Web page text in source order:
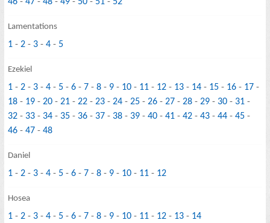
Lamentations
1 -2 - 3 -4 - 5
Ezekiel
1 -2 - 3 -4 - 5 -6 - 7 -8 - 9 - 10 - 11 - 12 - 13 - 14 - 15 - 16 - 17 -
18 - 19 -20 -21 -22 -23 -24 -25 -26 -27 -28 -29 - 30 - 31 -
32 - 33 - 34 - 35 - 36 - 37 - 38 - 39 -40 -41 -42 -43 -44 -45 -
46 -47 -48
Daniel
1 -2 - 3 -4 - 5 -6 - 7 -8 - 9 - 10 - 11 - 12
Hosea
1 -2 - 3 -4 - 5 -6 - 7 -8 - 9 - 10 - 11 - 12 - 13 - 14